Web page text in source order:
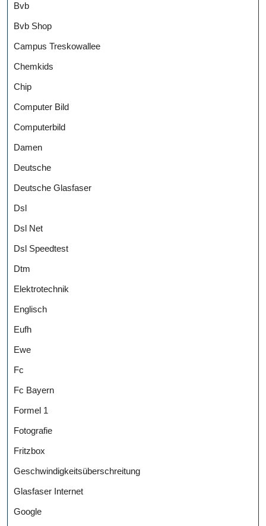
Bvb
Bvb Shop
Campus Treskowallee
Chemkids
Chip
Computer Bild
Computerbild
Damen
Deutsche
Deutsche Glasfaser
Dsl
Dsl Net
Dsl Speedtest
Dtm
Elektrotechnik
Englisch
Eufh
Ewe
Fc
Fc Bayern
Formel 1
Fotografie
Fritzbox
Geschwindigkeitsüberschreitung
Glasfaser Internet
Google